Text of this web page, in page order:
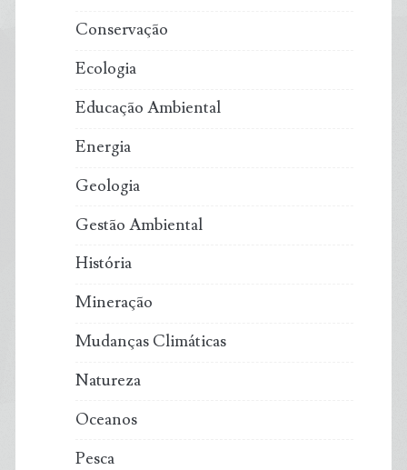
Conservação
Ecologia
Educação Ambiental
Energia
Geologia
Gestão Ambiental
História
Mineração
Mudanças Climáticas
Natureza
Oceanos
Pesca